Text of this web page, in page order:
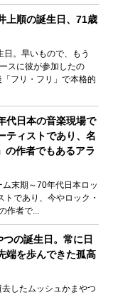
上順の誕生日、71歳
。早いもので、もう
スに彼が参加したの
フリ・フリ」で本格的
代日本の音楽現場で
ティストであり、名
作者でもあるアラ
末期～70年代日本ロッ
であり、今やロック・
作者で...
の誕生日。常に日
端を歩んできた孤高
したムッシュかまやつ